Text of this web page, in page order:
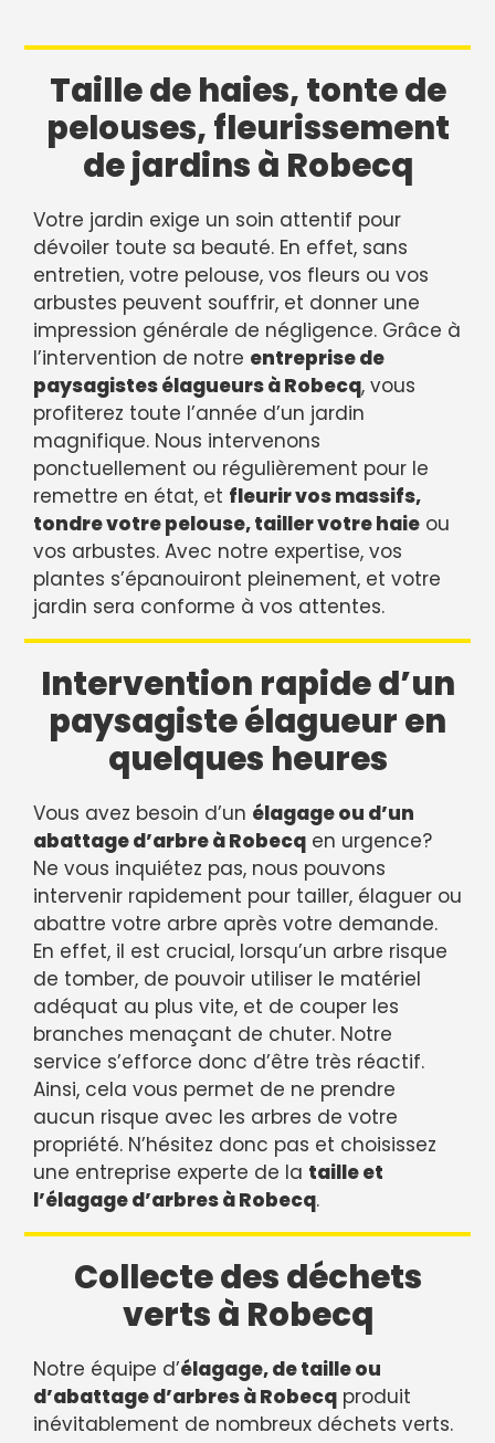
Taille de haies, tonte de
pelouses, fleurissement
de jardins à Robecq
Votre jardin exige un soin attentif pour
dévoiler toute sa beauté. En effet, sans
entretien, votre pelouse, vos fleurs ou vos
arbustes peuvent souffrir, et donner une
impression générale de négligence. Grâce à
l’intervention de notre entreprise de
paysagistes élagueurs à Robecq, vous
profiterez toute l’année d’un jardin
magnifique. Nous intervenons
ponctuellement ou régulièrement pour le
remettre en état, et fleurir vos massifs,
tondre votre pelouse, tailler votre haie ou
vos arbustes. Avec notre expertise, vos
plantes s’épanouiront pleinement, et votre
jardin sera conforme à vos attentes.
Intervention rapide d’un
paysagiste élagueur en
quelques heures
Vous avez besoin d’un élagage ou d’un
abattage d’arbre à Robecq en urgence?
Ne vous inquiétez pas, nous pouvons
intervenir rapidement pour tailler, élaguer ou
abattre votre arbre après votre demande.
En effet, il est crucial, lorsqu’un arbre risque
de tomber, de pouvoir utiliser le matériel
adéquat au plus vite, et de couper les
branches menaçant de chuter. Notre
service s’efforce donc d’être très réactif.
Ainsi, cela vous permet de ne prendre
aucun risque avec les arbres de votre
propriété. N’hésitez donc pas et choisissez
une entreprise experte de la taille et
l’élagage d’arbres à Robecq.
Collecte des déchets
verts à Robecq
Notre équipe d’élagage, de taille ou
d’abattage d’arbres à Robecq produit
inévitablement de nombreux déchets verts.